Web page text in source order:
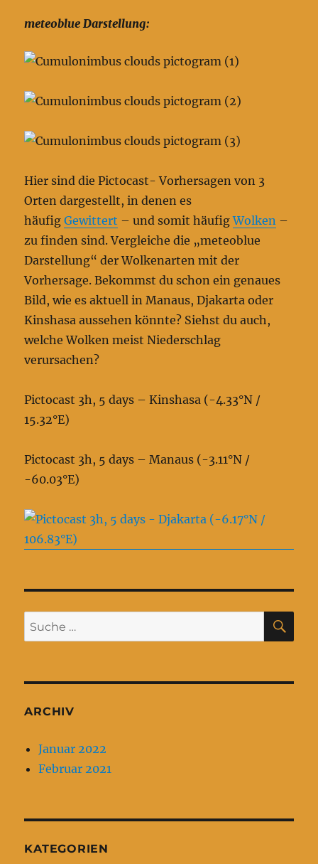
meteoblue Darstellung:
Hier sind die Pictocast- Vorhersagen von 3
Orten dargestellt, in denen es
häufigGewittert – und somit häufigWolken –
zu finden sind. Vergleiche die „meteoblue
Darstellung“ der Wolkenarten mit der
Vorhersage. Bekommst du schon ein genaues
Bild, wie es aktuell in Manaus, Djakarta oder
Kinshasa aussehen könnte? Siehst du auch,
welche Wolken meist Niederschlag
verursachen?
Pictocast 3h, 5 days – Kinshasa (-4.33°N /
15.32°E)
Pictocast 3h, 5 days – Manaus (-3.11°N /
-60.03°E)
Suche
nach:
ARCHIV
Januar 2022
Februar 2021
KATEGORIEN